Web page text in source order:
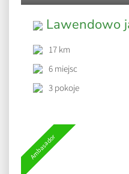
Lawendowo
17 km
6 miejsc
3 pokoje
Ambasador